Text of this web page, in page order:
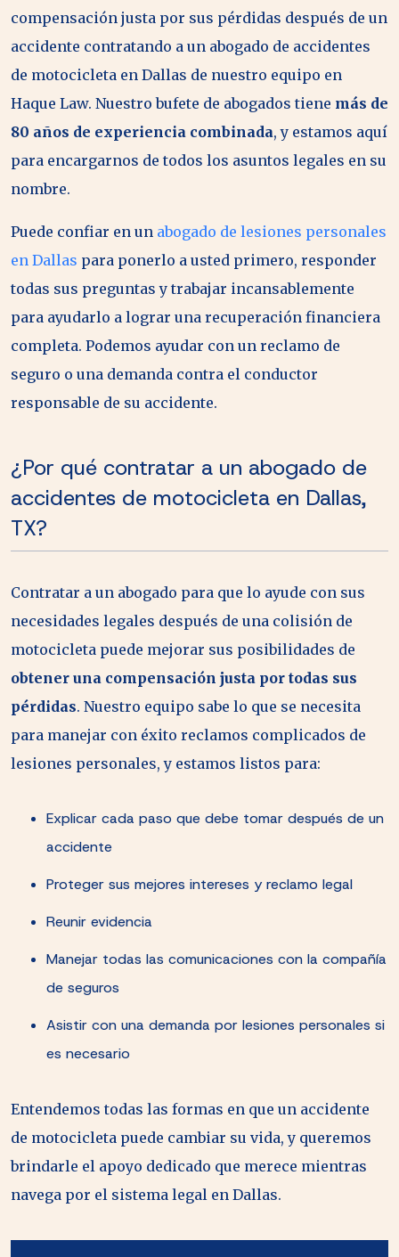
compensación justa por sus pérdidas después de un
accidente contratando a un abogado de accidentes
de motocicleta en Dallas de nuestro equipo en
Haque Law. Nuestro bufete de abogados tiene más de
80 años de experiencia combinada, y estamos aquí
para encargarnos de todos los asuntos legales en su
nombre.
Puede confiar en un abogado de lesiones personales
en Dallas para ponerlo a usted primero, responder
todas sus preguntas y trabajar incansablemente
para ayudarlo a lograr una recuperación financiera
completa. Podemos ayudar con un reclamo de
seguro o una demanda contra el conductor
responsable de su accidente.
¿Por qué contratar a un abogado de
accidentes de motocicleta en Dallas,
TX?
Contratar a un abogado para que lo ayude con sus
necesidades legales después de una colisión de
motocicleta puede mejorar sus posibilidades de
obtener una compensación justa por todas sus
pérdidas. Nuestro equipo sabe lo que se necesita
para manejar con éxito reclamos complicados de
lesiones personales, y estamos listos para:
Explicar cada paso que debe tomar después de un
accidente
Proteger sus mejores intereses y reclamo legal
Reunir evidencia
Manejar todas las comunicaciones con la compañía
de seguros
Asistir con una demanda por lesiones personales si
es necesario
Entendemos todas las formas en que un accidente
de motocicleta puede cambiar su vida, y queremos
brindarle el apoyo dedicado que merece mientras
navega por el sistema legal en Dallas.